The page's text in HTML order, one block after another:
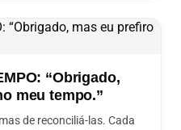
“Obrigado,
meu tempo.”
de reconciliá-las. Cada